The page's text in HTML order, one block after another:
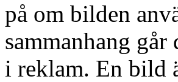
på om bilden
sammanhang
i reklam. En bild